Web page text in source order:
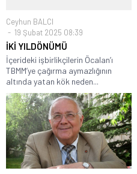
Ceyhun BALCI
19 Şubat 2025 08:39
İKİ YILDÖNÜMÜ
İçerideki işbirlikçilerin Öcalan’ı
TBMM’ye çağırma aymazlığının
altında yatan kök neden...